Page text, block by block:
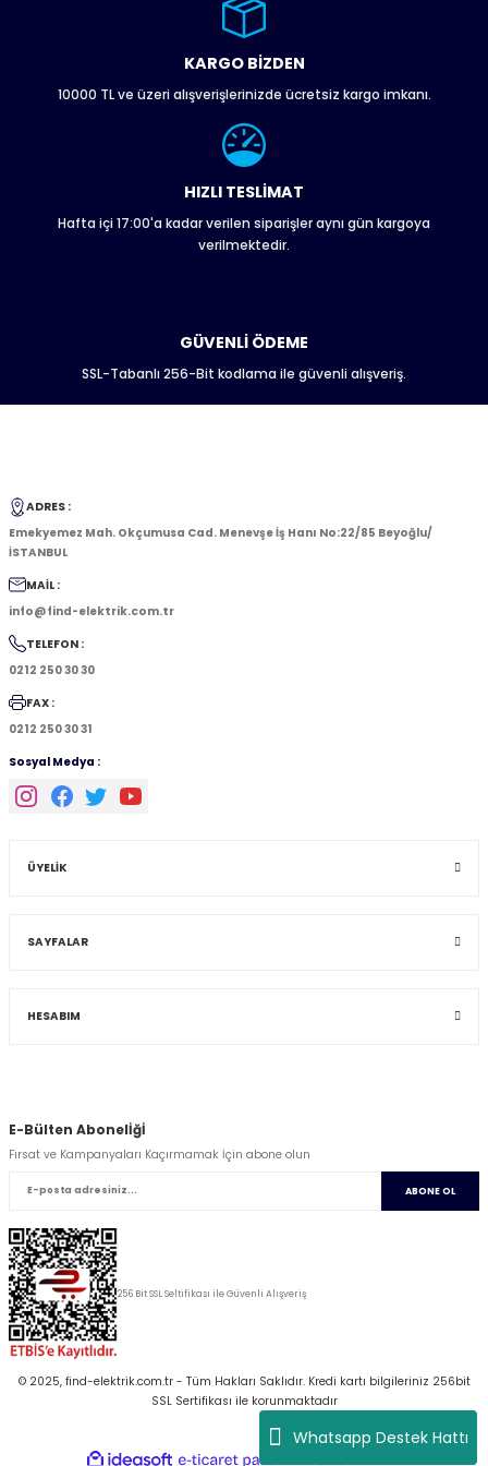
Whatsapp Destek Hattı
Ürün bilgilerinde hatalar bulunuyor.
Ürün fiyatı diğer sitelerden daha pahalı.
Bu ürüne benzer farklı alternatifler olmalı.
Gönder
KARGO BİZDEN
10000 TL ve üzeri alışverişlerinizde ücretsiz kargo imkanı.
HIZLI TESLİMAT
Hafta içi 17:00'a kadar verilen siparişler aynı gün kargoya
verilmektedir.
GÜVENLİ ÖDEME
SSL-Tabanlı 256-Bit kodlama ile güvenli alışveriş.
ADRES :
Emekyemez Mah. Okçumusa Cad. Menevşe İş Hanı No:22/85 Beyoğlu/
İSTANBUL
MAİL :
info@find-elektrik.com.tr
TELEFON :
0212 250 30 30
FAX :
0212 250 30 31
Sosyal Medya :
ÜYELİK
SAYFALAR
HESABIM
E-Bülten Abonelİğİ
Fırsat ve Kampanyaları Kaçırmamak İçin abone olun
ABONE OL
256 Bit SSL Seltifikası ile Güvenli Alışveriş
© 2025, find-elektrik.com.tr - Tüm Hakları Saklıdır. Kredi kartı bilgileriniz 256bit
SSL Sertifikası ile korunmaktadır
ideasoft